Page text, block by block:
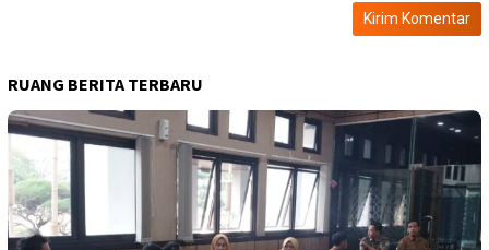
RUANG BERITA TERBARU